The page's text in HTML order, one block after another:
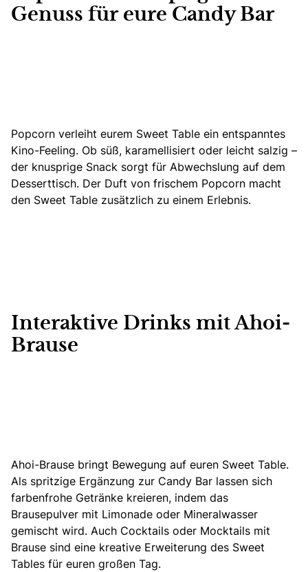
Genuss für eure Candy Bar
Popcorn verleiht eurem Sweet Table ein entspanntes
Kino-Feeling. Ob süß, karamellisiert oder leicht salzig –
der knusprige Snack sorgt für Abwechslung auf dem
Desserttisch. Der Duft von frischem Popcorn macht
den Sweet Table zusätzlich zu einem Erlebnis.
Interaktive Drinks mit Ahoi-
Brause
Ahoi-Brause bringt Bewegung auf euren Sweet Table.
Als spritzige Ergänzung zur Candy Bar lassen sich
farbenfrohe Getränke kreieren, indem das
Brausepulver mit Limonade oder Mineralwasser
gemischt wird. Auch Cocktails oder Mocktails mit
Brause sind eine kreative Erweiterung des Sweet
Tables für euren großen Tag.